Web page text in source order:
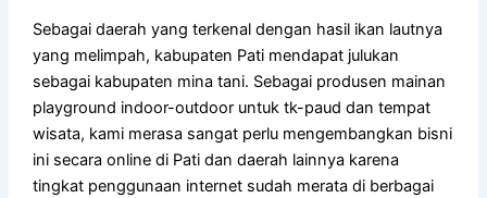
Sebagai daerah yang terkenal dengan hasil ikan lautnya
yang melimpah, kabupaten Pati mendapat julukan
sebagai kabupaten mina tani. Sebagai produsen mainan
playground indoor-outdoor untuk tk-paud dan tempat
wisata, kami merasa sangat perlu mengembangkan bisni
ini secara online di Pati dan daerah lainnya karena
tingkat penggunaan internet sudah merata di berbagai